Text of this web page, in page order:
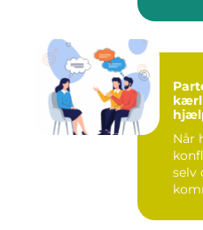
Når
selv